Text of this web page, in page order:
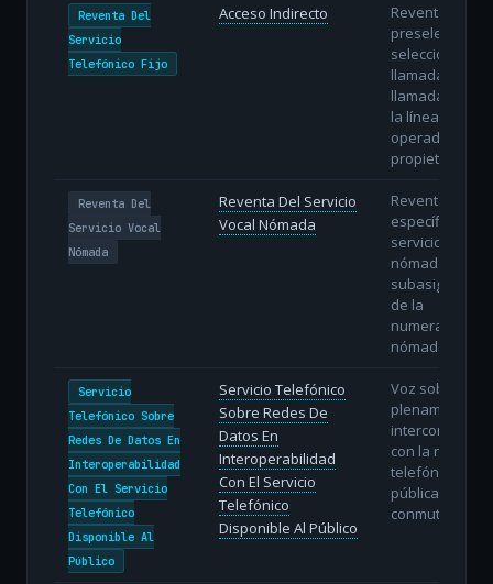
Reventa Del
Servicio
Telefónico Fijo
Acceso Indirecto
Reventa con
preselección o
selección
llamada a
llamada sobre
la línea del
operador
propietario.
Reventa Del
Servicio Vocal
Nómada
Reventa Del Servicio
Vocal Nómada
Reventa
específica del
servicio vocal
nómada con
subasignación
de la
numeración
nómada.
Servicio
Telefónico Sobre
Redes De Datos En
Interoperabilidad
Con El Servicio
Telefónico
Disponible Al
Público
Servicio Telefónico
Sobre Redes De
Datos En
Interoperabilidad
Con El Servicio
Telefónico
Disponible Al Público
Voz sobre IP
plenamente
interconectada
con la red
telefónica
pública
conmutada.